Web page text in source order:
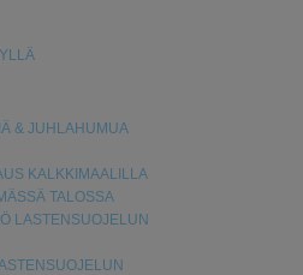
& JUHLAHUMUA
KALKKIMAALILLA
TALOSSA
LASTENSUOJELUN